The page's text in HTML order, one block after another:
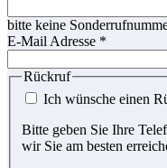
bitte keine
E-Mail Adresse *
Rückruf
Ich wünsche einen
Bitte geben Sie Ihre
wir Sie am besten